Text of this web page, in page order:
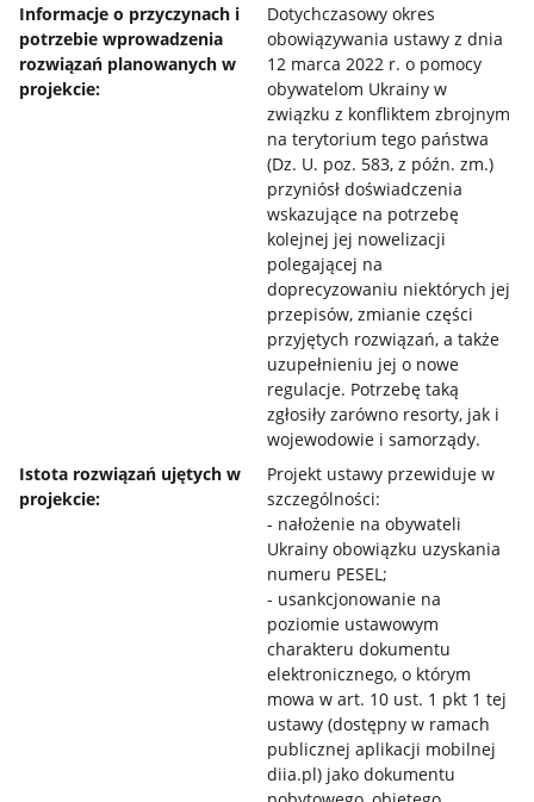
Informacje o przyczynach i
potrzebie wprowadzenia
rozwiązań planowanych w
projekcie:
Dotychczasowy okres
obowiązywania ustawy z dnia
12 marca 2022 r. o pomocy
obywatelom Ukrainy w
związku z konfliktem zbrojnym
na terytorium tego państwa
(Dz. U. poz. 583, z późn. zm.)
przyniósł doświadczenia
wskazujące na potrzebę
kolejnej jej nowelizacji
polegającej na
doprecyzowaniu niektórych jej
przepisów, zmianie części
przyjętych rozwiązań, a także
uzupełnieniu jej o nowe
regulacje. Potrzebę taką
zgłosiły zarówno resorty, jak i
wojewodowie i samorządy.
Istota rozwiązań ujętych w
projekcie:
Projekt ustawy przewiduje w
szczególności:
- nałożenie na obywateli
Ukrainy obowiązku uzyskania
numeru PESEL;
- usankcjonowanie na
poziomie ustawowym
charakteru dokumentu
elektronicznego, o którym
mowa w art. 10 ust. 1 pkt 1 tej
ustawy (dostępny w ramach
publicznej aplikacji mobilnej
diia.pl) jako dokumentu